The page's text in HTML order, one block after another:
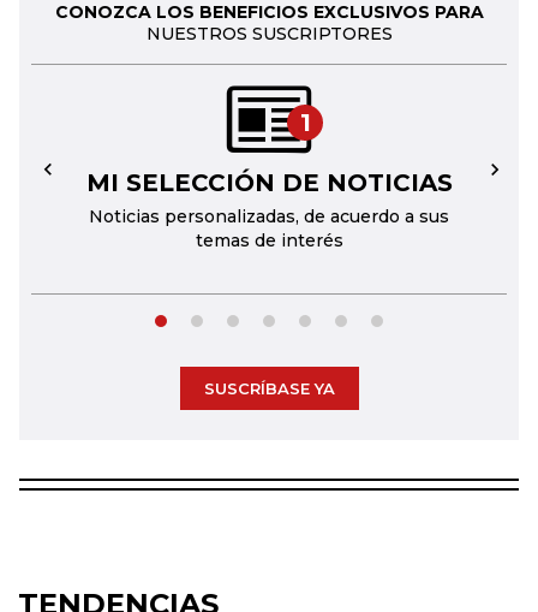
CONOZCA LOS BENEFICIOS EXCLUSIVOS PARA
NUESTROS SUSCRIPTORES
1
MI SELECCIÓN DE NOTICIAS
Noticias personalizadas, de acuerdo a sus
temas de interés
← →
SUSCRÍBASE YA
TENDENCIAS